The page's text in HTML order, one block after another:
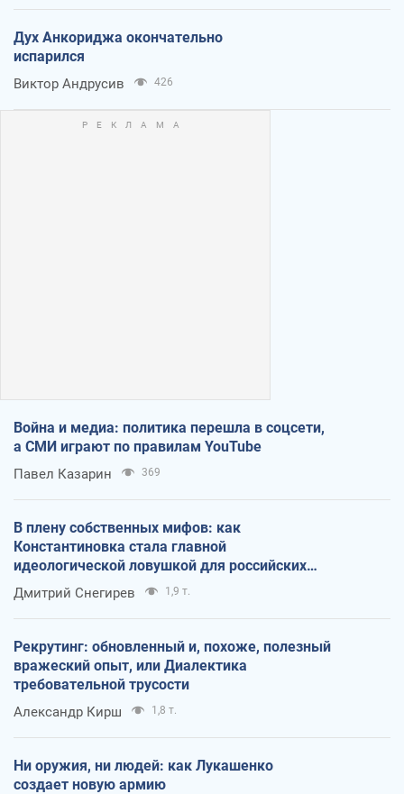
Дух Анкориджа окончательно
испарился
Виктор Андрусив 426
Война и медиа: политика перешла в соцсети,
а СМИ играют по правилам YouTube
Павел Казарин 369
В плену собственных мифов: как
Константиновка стала главной
идеологической ловушкой для российских
оккупантов
Дмитрий Снегирев 1,9 т.
Рекрутинг: обновленный и, похоже, полезный
вражеский опыт, или Диалектика
требовательной трусости
Александр Кирш 1,8 т.
Ни оружия, ни людей: как Лукашенко
создает новую армию